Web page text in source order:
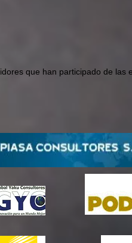
que han participado de las